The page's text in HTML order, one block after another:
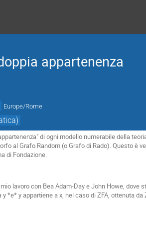
appartenenza
Europe/Rome
di ogni modello numerabile della
al Grafo Random (o Grafo di Rado). Questo è
di Fondazione.
lavoro con Bea Adam-Day e John Howe,
y *e* y appartiene a x, nel caso di ZFA, ottenuta